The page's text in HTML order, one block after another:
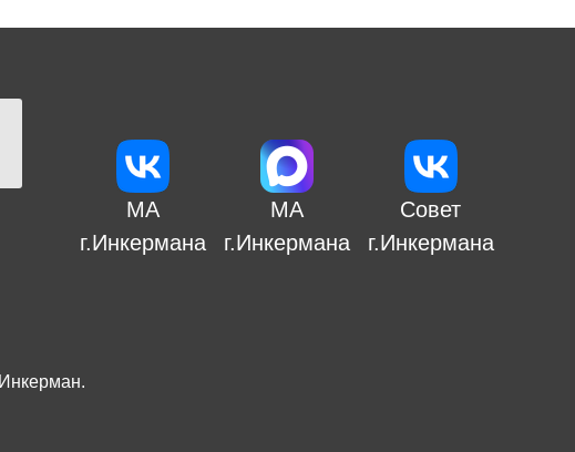
МА
г.Инкермана
МА
г.Инкермана
Совет
г.Инкермана
.